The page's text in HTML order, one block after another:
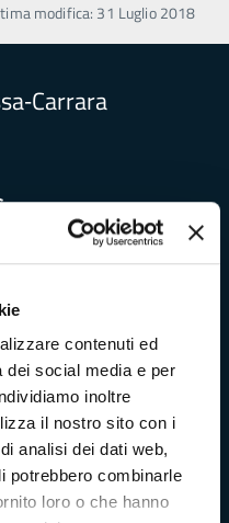
contenuti ed
dei social media e per
inoltre
il nostro sito con i
analisi dei dati web,
potrebbero combinarle
loro o che hanno
modifica: 31 Luglio 2018